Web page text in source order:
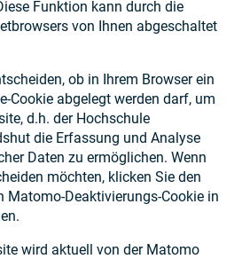
Funktion kann durch die
von Ihnen abgeschaltet
ob in Ihrem Browser ein
Cookie abgelegt werden darf, um
d.h. der Hochschule
die Erfassung und Analyse
Daten zu ermöglichen. Wenn
möchten, klicken Sie den
Matomo-Deaktivierungs-Cookie in
wird aktuell von der Matomo